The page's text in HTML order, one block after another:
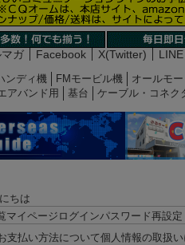
マガ Facebook X(Twitter) LINE
ンディ機 FMモービル機 オールモ
アバンド用 基台 ケーブル・コネク
ちは
マイページ ログインパスワード再設定
支払い方法について個人情報の取扱